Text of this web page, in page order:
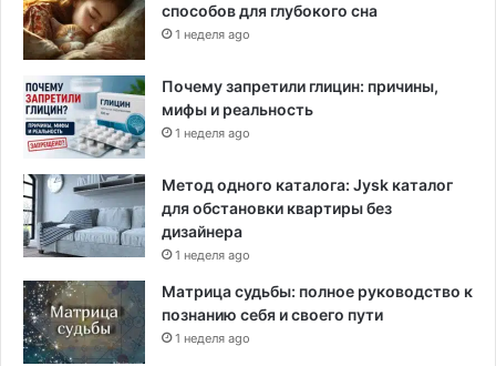
способов для глубокого сна
1 неделя ago
Почему запретили глицин: причины,
мифы и реальность
1 неделя ago
Метод одного каталога: Jysk каталог
для обстановки квартиры без
дизайнера
1 неделя ago
Матрица судьбы: полное руководство к
познанию себя и своего пути
1 неделя ago